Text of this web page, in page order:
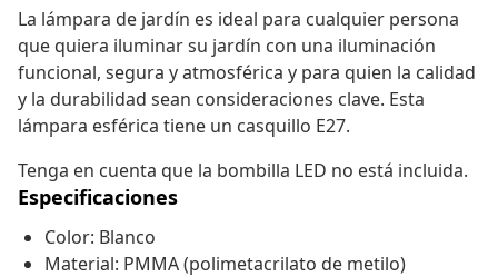
La lámpara de jardín es ideal para cualquier persona
que quiera iluminar su jardín con una iluminación
funcional, segura y atmosférica y para quien la calidad
y la durabilidad sean consideraciones clave. Esta
lámpara esférica tiene un casquillo E27.
Tenga en cuenta que la bombilla LED no está incluida.
Especificaciones
Color: Blanco
Material: PMMA (polimetacrilato de metilo)